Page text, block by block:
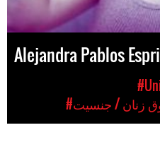
Alejandra Pablos
زنان / جنسیت